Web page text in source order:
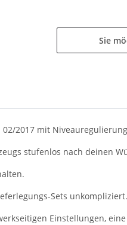
Sie
02/2017 mit
stufenlos nach deinen
Sets
Einstellungen,